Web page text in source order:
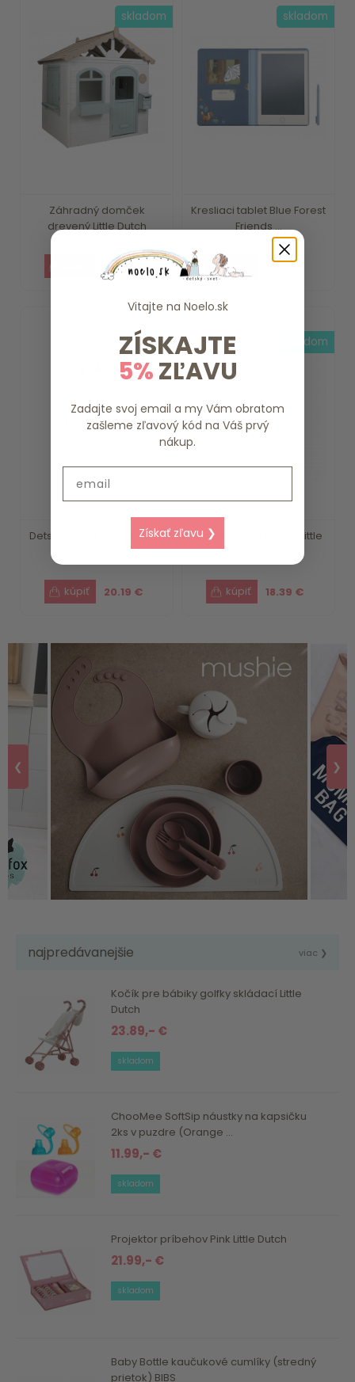
Záhradný domček
drevený Little Dutch
375.59 €
skladom
Kresliaci tablet Blue Forest
Friends ...
15.79 €
skladom
Detský batoh Fairy Garden
20.19 €
3-4 dni
Detský batoh Farma Little
18.39 €
skladom
❮ ❯
najpredávanejšie viac ❯
Kočík pre bábiky golfky skládací Little
Dutch
23.89,- €
skladom
ChooMee SoftSip náustky na kapsičku
2ks v puzdre (Orange ...
11.99,- €
skladom
Projektor príbehov Pink Little Dutch
21.99,- €
skladom
Baby Bottle kaučukové cumlíky (stredný
prietok) BIBS
Vitajte na Noelo.sk
ZÍSKAJTE
5%ZĽAVU
Zadajte svoj email a my Vám obratom
zašleme zľavový kód na Váš prvý
nákup.
Získať zľavu ❯